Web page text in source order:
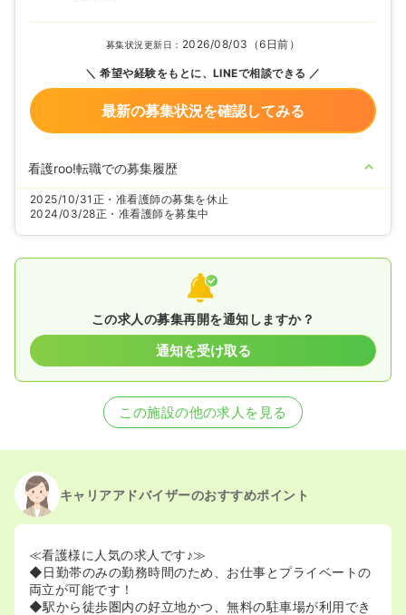
募集状況更新日： 2026/08/03（6日前）
希望や経験をもとに、LINEで相談できる
最新の募集状況を確認してみる
看護roo!転職での募集履歴
2025/10/31 正・准看護師の募集を休止
2024/03/28正・准看護師を募集中
この求人の募集再開を通知しますか？
通知を受け取る
この施設の他の求人を見る
キャリアアドバイザーのおすすめポイント
≪看護様に人気の求人です♪≫
◆日勤帯のみの勤務時間のため、お仕事とプライベートの
両立が可能です！
◆駅から徒歩圏内の好立地かつ、無料の駐車場が利用でき